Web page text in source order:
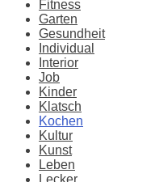
Fitness
Garten
Gesundheit
Individual
Interior
Job
Kinder
Klatsch
Kochen
Kultur
Kunst
Leben